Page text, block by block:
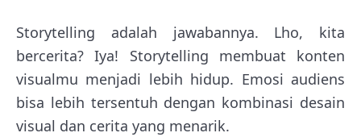
Storytelling adalah jawabannya. Lho, kita
bercerita? Iya! Storytelling membuat konten
visualmu menjadi lebih hidup. Emosi audiens
bisa lebih tersentuh dengan kombinasi desain
visual dan cerita yang menarik.